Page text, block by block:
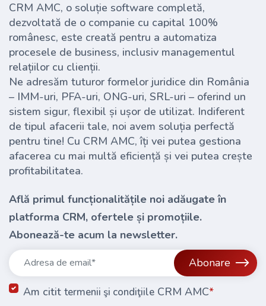
CRM AMC, o soluție software completă,
dezvoltată de o companie cu capital 100%
românesc, este creată pentru a automatiza
procesele de business, inclusiv managementul
relațiilor cu clienții.
Ne adresăm tuturor formelor juridice din România
– IMM-uri, PFA-uri, ONG-uri, SRL-uri – oferind un
sistem sigur, flexibil și ușor de utilizat. Indiferent
de tipul afacerii tale, noi avem soluția perfectă
pentru tine! Cu CRM AMC, îți vei putea gestiona
afacerea cu mai multă eficiență și vei putea crește
profitabilitatea.
Află primul funcționalitățile noi adăugate în
platforma CRM, ofertele și promoțiile.
Abonează-te acum la newsletter.
Abonare
Am citit termenii şi condiţiile CRM AMC*